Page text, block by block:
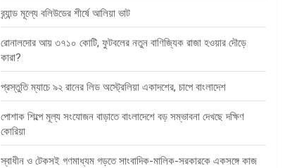
ব্র্যান্ড মূল্যে বলিউডের শীর্ষে আলিয়া ভাট
রোনালদোর আয় ৩৭১০ কোটি, ফুটবলের নতুন বাণিজ্যিক রাজা হওয়ার দৌড়ে
কারা?
প্রস্তুতি ম্যাচে ৯২ রানের লিড অস্ট্রেলিয়া একাদশের, চাপে বাংলাদেশ
পোশাক শিল্পে মূল্য সংযোজন বাড়াতে বাংলাদেশে বড় সম্ভাবনা দেখছে দক্ষিণ
কোরিয়া
স্বাধীন ও টেকসই গণমাধ্যম গড়তে সাংবাদিক-মালিক-সরকারকে একসঙ্গে কাজ